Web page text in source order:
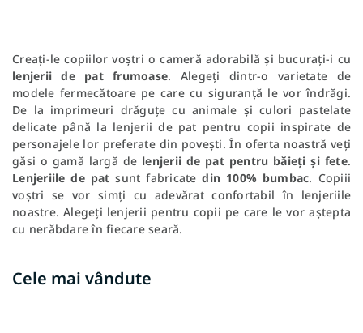
Creați-le copiilor voștri o cameră adorabilă și bucurați-i cu
lenjerii de pat frumoase. Alegeți dintr-o varietate de
modele fermecătoare pe care cu siguranță le vor îndrăgi.
De la imprimeuri drăguțe cu animale și culori pastelate
delicate până la lenjerii de pat pentru copii inspirate de
personajele lor preferate din povești. În oferta noastră veți
găsi o gamă largă de lenjerii de pat pentru băieți și fete.
Lenjeriile de pat sunt fabricatedin 100% bumbac. Copiii
voștri se vor simți cu adevărat confortabil în lenjeriile
noastre. Alegeți lenjerii pentru copii pe care le vor aștepta
cu nerăbdare în fiecare seară.
Cele mai vândute